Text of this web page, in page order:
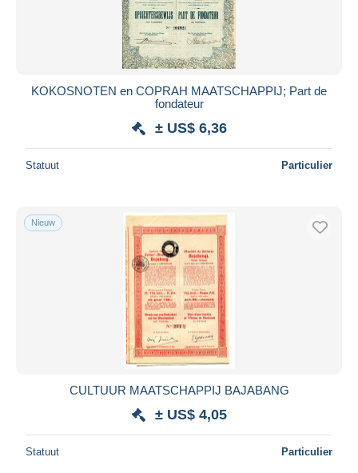
KOKOSNOTEN en COPRAH MAATSCHAPPIJ; Part de
fondateur
± US$ 6,36
Statuut Particulier
Nieuw
CULTUUR MAATSCHAPPIJ BAJABANG
± US$ 4,05
Statuut Particulier